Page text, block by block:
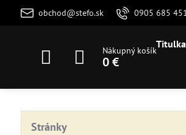
obchod@stefo.sk 0905 685 451
Nákupný košík
0 €
Titulka
Stránky